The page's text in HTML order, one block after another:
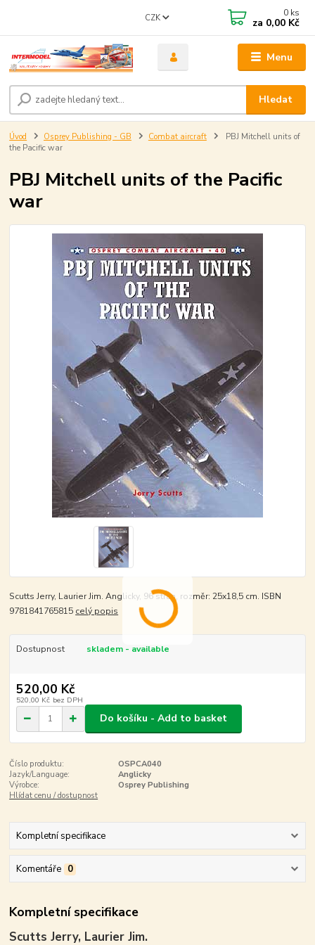
Menu
CZK
Hledat
0 ks
za 0,00 Kč
Úvod Osprey Publishing - GB Combat aircraft
PBJ Mitchell units of
the Pacific war
PBJ Mitchell units of the Pacific
war
Scutts Jerry, Laurier Jim. Anglicky, 96 stran, rozměr: 25x18,5 cm. ISBN
9781841765815 celý popis
Dostupnost skladem - available
520,00 Kč
520,00 Kč bez DPH
Do košíku - Add to basket
Číslo produktu:
OSPCA040
Jazyk/Language:
Anglicky
Výrobce:
Osprey Publishing
Hlídat cenu / dostupnost
Kompletní specifikace
Komentáře 0
Kompletní specifikace
Scutts Jerry, Laurier Jim.